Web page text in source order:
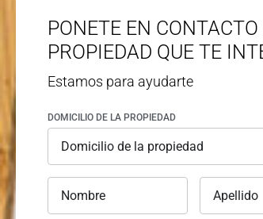
PONETE EN
PROPIEDAD QUE TE
Estamos para ayudarte
DOMICILIO DE LA PROPIEDAD